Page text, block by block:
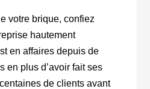
votre brique, confiez
hautement
en affaires depuis de
en plus d’avoir fait ses
de clients avant